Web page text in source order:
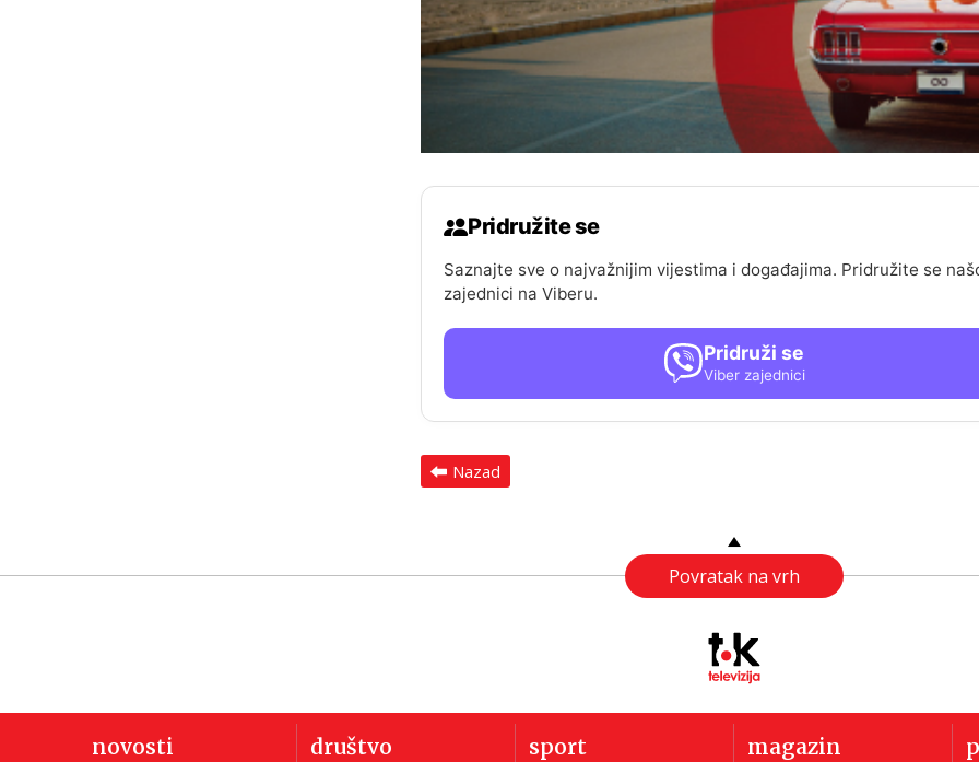
Pridružite se
Saznajte sve o najvažnijim vijestima i događajima. Pridružite se
zajednici na Viberu.
Pridruži se
Viber zajednici
Nazad
Povratak na vrh
novosti društvo sport magazin